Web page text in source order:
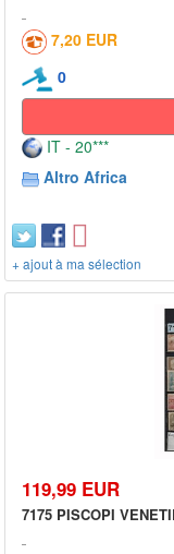
7,20 EUR
0
IT - 20***
Altro Africa
+ ajout à ma sélection
119,99 EUR
7175 PISCOPI